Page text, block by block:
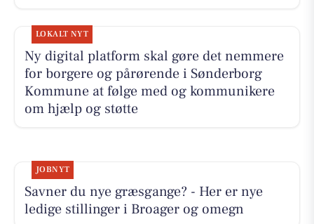
LOKALT NYT
Ny digital platform skal gøre det nemmere
for borgere og pårørende i Sønderborg
Kommune at følge med og kommunikere
om hjælp og støtte
JOBNYT
Savner du nye græsgange? - Her er nye
ledige stillinger i Broager og omegn